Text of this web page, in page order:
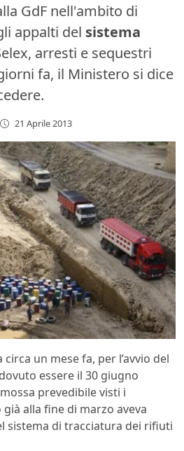
GdF nell'ambito di
appalti del sistema
arresti e sequestri
fa, il Ministero si dice
21 Aprile 2013
un mese fa, per l’avvio del
essere il 30 giugno
prevedibile visti i
alla fine di marzo aveva
sistema di tracciatura dei rifiuti